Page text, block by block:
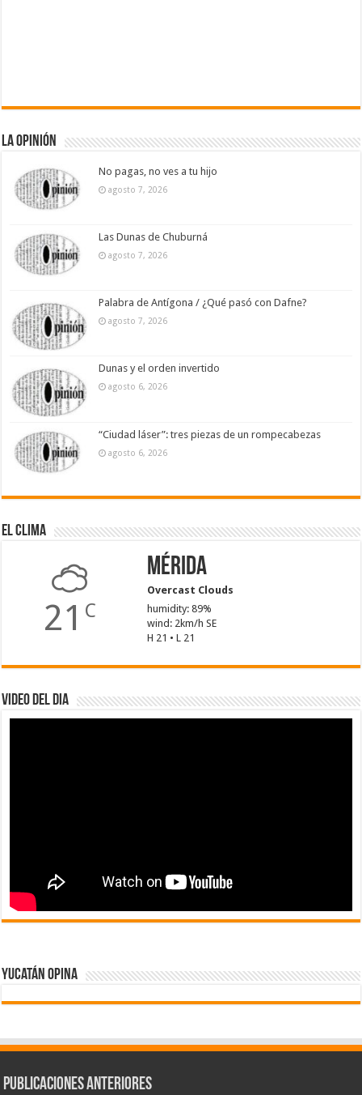
La Opinión
No pagas, no ves a tu hijo
agosto 7, 2026
Las Dunas de Chuburná
agosto 7, 2026
Palabra de Antígona / ¿Qué pasó con Dafne?
agosto 7, 2026
Dunas y el orden invertido
agosto 6, 2026
“Ciudad láser”: tres piezas de un rompecabezas
agosto 6, 2026
El Clima
21 C
Mérida
Overcast Clouds
humidity: 89%
wind: 2km/h SE
H 21 • L 21
Video del dia
Yucatán Opina
Publicaciones Anteriores